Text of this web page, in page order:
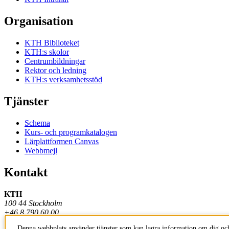
Organisation
KTH Biblioteket
KTH:s skolor
Centrumbildningar
Rektor och ledning
KTH:s verksamhetsstöd
Tjänster
Schema
Kurs- och programkatalogen
Lärplattformen Canvas
Webbmejl
Kontakt
KTH
100 44 Stockholm
+46 8 790 60 00